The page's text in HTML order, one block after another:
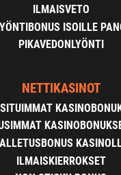
ILMAISVETO
ISOILLE
PIKAVEDONLYÖNTI
NETTIKASINOT
ILMAISKIERROKSET